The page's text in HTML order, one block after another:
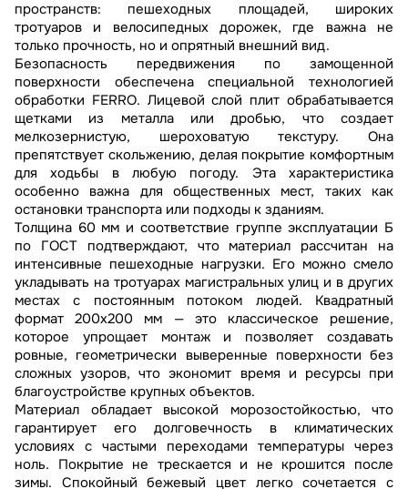
пространств: пешеходных площадей, широких
тротуаров и велосипедных дорожек, где важна не
только прочность, но и опрятный внешний вид.
Безопасность передвижения по замощенной
поверхности обеспечена специальной технологией
обработки FERRO. Лицевой слой плит обрабатывается
щетками из металла или дробью, что создает
мелкозернистую, шероховатую текстуру. Она
препятствует скольжению, делая покрытие комфортным
для ходьбы в любую погоду. Эта характеристика
особенно важна для общественных мест, таких как
остановки транспорта или подходы к зданиям.
Толщина 60 мм и соответствие группе эксплуатации Б
по ГОСТ подтверждают, что материал рассчитан на
интенсивные пешеходные нагрузки. Его можно смело
укладывать на тротуарах магистральных улиц и в других
местах с постоянным потоком людей. Квадратный
формат 200х200 мм — это классическое решение,
которое упрощает монтаж и позволяет создавать
ровные, геометрически выверенные поверхности без
сложных узоров, что экономит время и ресурсы при
благоустройстве крупных объектов.
Материал обладает высокой морозостойкостью, что
гарантирует его долговечность в климатических
условиях с частыми переходами температуры через
ноль. Покрытие не трескается и не крошится после
зимы. Спокойный бежевый цвет легко сочетается с